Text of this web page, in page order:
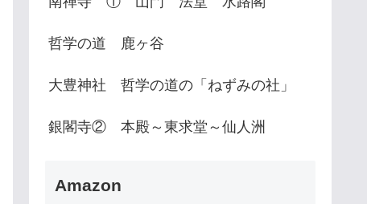
哲学の道 鹿ヶ谷
大豊神社 哲学の道の「ねずみの社」
銀閣寺② 本殿～東求堂～仙人洲
Amazon